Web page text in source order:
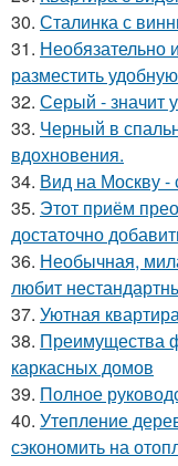
30. Сталинка с
31. Необязательно
разместить
32. Серый - значит
33. Черный в
вдохновения.
34. Вид на Москву -
35. Этот приём
достаточно
36. Необычная,
любит
37. Уютная
38. Преимущества
каркасных домов
39. Полное
40. Утепление
сэкономить на